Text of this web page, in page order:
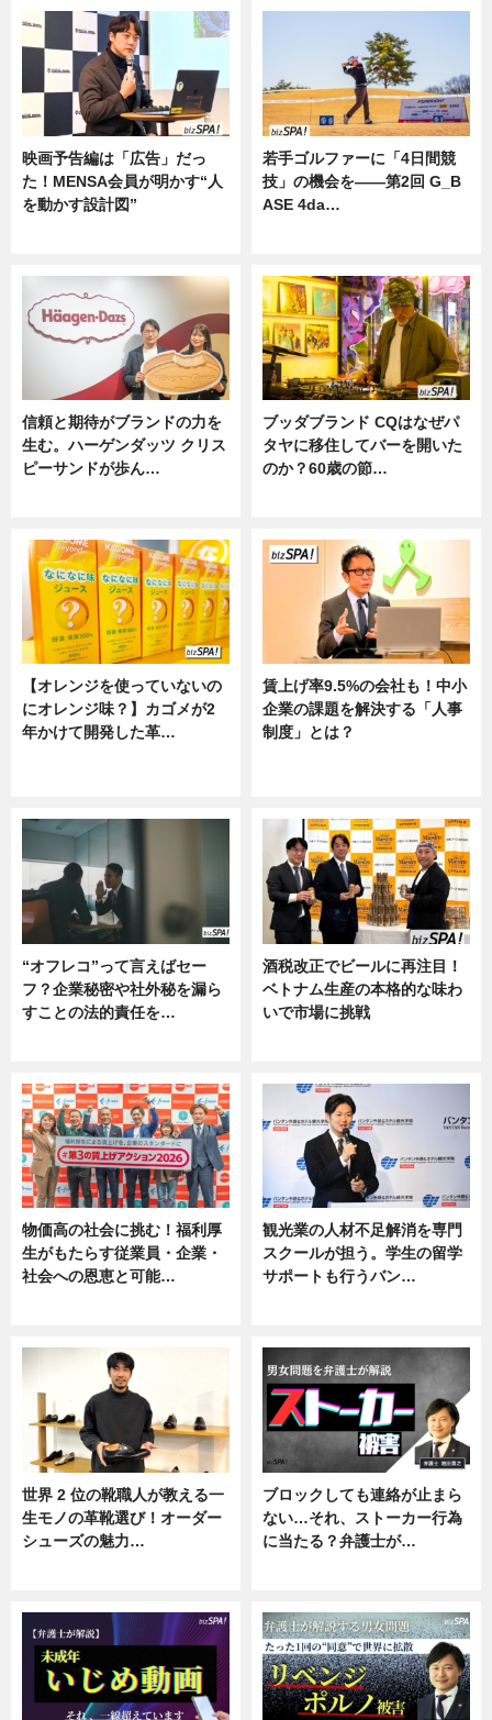
映画予告編は「広告」だっ
た！MENSA会員が明かす“人
を動かす設計図”
若手ゴルファーに「4日間競
技」の機会を——第2回 G_B
ASE 4da…
信頼と期待がブランドの力を
生む。ハーゲンダッツ クリス
ピーサンドが歩ん…
ブッダブランド CQはなぜパ
タヤに移住してバーを開いた
のか？60歳の節…
【オレンジを使っていないの
にオレンジ味？】カゴメが2
年かけて開発した革…
賃上げ率9.5%の会社も！中小
企業の課題を解決する「人事
制度」とは？
“オフレコ”って言えばセー
フ？企業秘密や社外秘を漏ら
すことの法的責任を…
酒税改正でビールに再注目！
ベトナム生産の本格的な味わ
いで市場に挑戦
物価高の社会に挑む！福利厚
生がもたらす従業員・企業・
社会への恩恵と可能…
観光業の人材不足解消を専門
スクールが担う。学生の留学
サポートも行うバン…
世界 2 位の靴職人が教える一
生モノの革靴選び！オーダー
シューズの魅力…
ブロックしても連絡が止まら
ない…それ、ストーカー行為
に当たる？弁護士が…